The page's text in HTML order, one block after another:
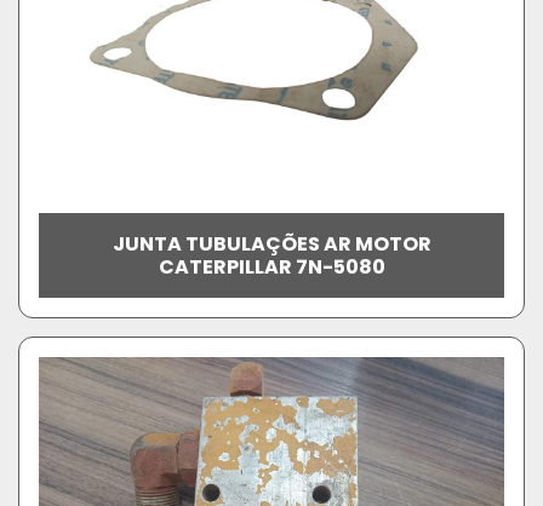
JUNTA TUBULAÇÕES AR MOTOR
CATERPILLAR 7N-5080